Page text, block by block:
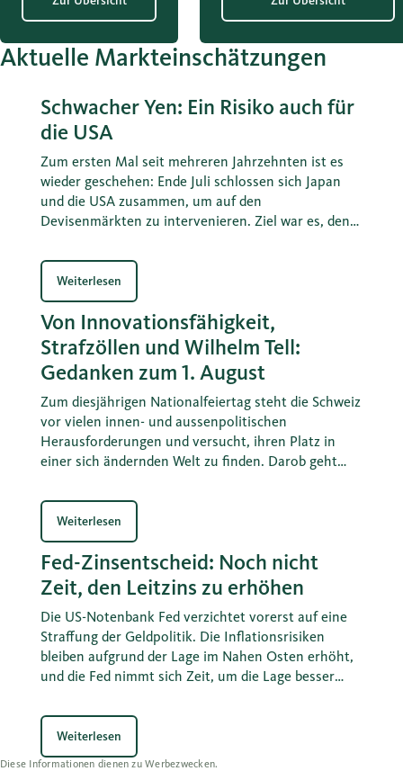
Aktuelle Markteinschätzungen
Schwacher Yen: Ein Risiko auch für
die USA
Zum ersten Mal seit mehreren Jahrzehnten ist es
wieder geschehen: Ende Juli schlossen sich Japan
und die USA zusammen, um auf den
Devisenmärkten zu intervenieren. Ziel war es, den
Diese Massnahme lag auch im Eigeninteresse des
US-Finanzministeriums von Scott Bessent. Daraus
können auch Lehren für die Schweiz gezogen
werden.
Weiterlesen
Von Innovationsfähigkeit,
Strafzöllen und Wilhelm Tell:
Gedanken zum 1. August
Zum diesjährigen Nationalfeiertag steht die Schweiz
vor vielen innen- und aussenpolitischen
Herausforderungen und versucht, ihren Platz in
einer sich ändernden Welt zu finden. Darob geht
Land in vielen Bereichen auszeichnet. Ein stärkeres
Bewusstsein darüber ist für eine erfolgreiche
Zukunftsgestaltung aber hilfreich.
Weiterlesen
Fed-Zinsentscheid: Noch nicht
Zeit, den Leitzins zu erhöhen
Die US-Notenbank Fed verzichtet vorerst auf eine
Straffung der Geldpolitik. Die Inflationsrisiken
bleiben aufgrund der Lage im Nahen Osten erhöht,
und die Fed nimmt sich Zeit, um die Lage besser
Zinserhöhung im Herbst.
Weiterlesen
Diese Informationen dienen zu Werbezwecken.